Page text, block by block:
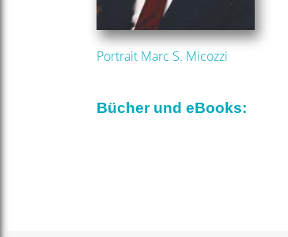
Portrait Marc S. Micozzi
Bücher und eBooks: